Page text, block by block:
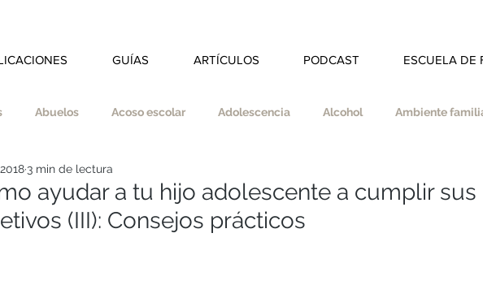
GUÍAS ARTÍCULOS PODCAST ESCUELA DE
Abuelos Acoso escolar Adolescencia Alcohol Ambiente
Amor Austeridad
ayudar a tu hijo adolescente a cumplir sus
(III): Consejos prácticos
3 min de lectura